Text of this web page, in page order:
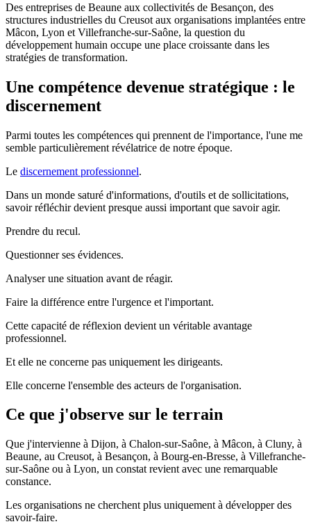
Des entreprises de Beaune aux collectivités de Besançon, des
structures industrielles du Creusot aux organisations implantées entre
Mâcon, Lyon et Villefranche-sur-Saône, la question du
développement humain occupe une place croissante dans les
stratégies de transformation.
Une compétence devenue stratégique : le
discernement
Parmi toutes les compétences qui prennent de l'importance, l'une me
semble particulièrement révélatrice de notre époque.
Le discernement professionnel.
Dans un monde saturé d'informations, d'outils et de sollicitations,
savoir réfléchir devient presque aussi important que savoir agir.
Prendre du recul.
Questionner ses évidences.
Analyser une situation avant de réagir.
Faire la différence entre l'urgence et l'important.
Cette capacité de réflexion devient un véritable avantage
professionnel.
Et elle ne concerne pas uniquement les dirigeants.
Elle concerne l'ensemble des acteurs de l'organisation.
Ce que j'observe sur le terrain
Que j'intervienne à Dijon, à Chalon-sur-Saône, à Mâcon, à Cluny, à
Beaune, au Creusot, à Besançon, à Bourg-en-Bresse, à Villefranche-
sur-Saône ou à Lyon, un constat revient avec une remarquable
constance.
Les organisations ne cherchent plus uniquement à développer des
savoir-faire.